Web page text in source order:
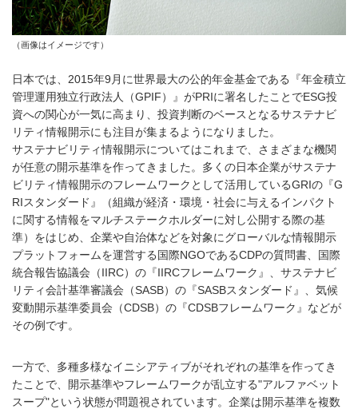
（画像はイメージです）
日本では、2015年9月に世界最大の公的年金基金である『年金積立
管理運用独立行政法人（GPIF）』がPRIに署名したことでESG投
資への関心が一気に高まり、投資判断のベースとなるサステナビ
リティ情報開示にも注目が集まるようになりました。
サステナビリティ情報開示についてはこれまで、さまざまな機関
が任意の開示基準を作ってきました。多くの日本企業がサステナ
ビリティ情報開示のフレームワークとして活用しているGRIの『G
RIスタンダード』（組織が経済・環境・社会に与えるインパクト
に関する情報をマルチステークホルダーに対し公開する際の基
準）をはじめ、企業や自治体などを対象にグローバルな情報開示
プラットフォームを運営する国際NGOであるCDPの質問書、国際
統合報告協議会（IIRC）の『IIRCフレームワーク』、サステナビ
リティ会計基準審議会（SASB）の『SASBスタンダード』、気候
変動開示基準委員会（CDSB）の『CDSBフレームワーク』などが
その例です。
一方で、多種多様なイニシアティブがそれぞれの基準を作ってき
たことで、開示基準やフレームワークが乱立する"アルファベット
スープ"という状態が問題視されています。企業は開示基準を複数